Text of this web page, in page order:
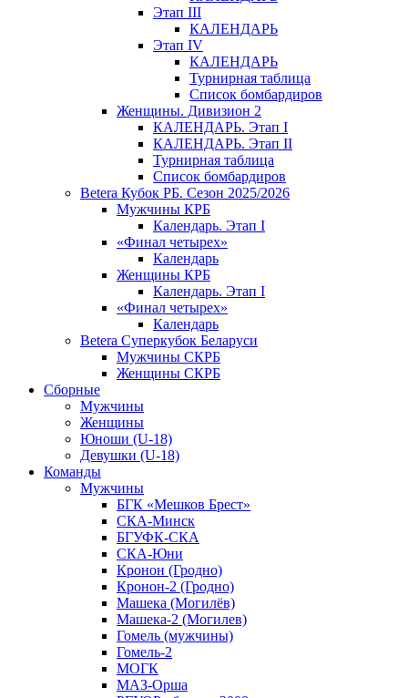
Этап III
КАЛЕНДАРЬ
Этап IV
КАЛЕНДАРЬ
Турнирная таблица
Список бомбардиров
Женщины. Дивизион 2
КАЛЕНДАРЬ. Этап I
КАЛЕНДАРЬ. Этап II
Турнирная таблица
Список бомбардиров
Betera Кубок РБ. Сезон 2025/2026
Мужчины КРБ
Календарь. Этап I
«Финал четырех»
Календарь
Женщины КРБ
Календарь. Этап I
«Финал четырех»
Календарь
Betera Суперкубок Беларуси
Мужчины СКРБ
Женщины СКРБ
Сборные
Мужчины
Женщины
Юноши (U-18)
Девушки (U-18)
Команды
Мужчины
БГК «Мешков Брест»
СКА-Минск
БГУФК-СКА
СКА-Юни
Кронон (Гродно)
Кронон-2 (Гродно)
Машека (Могилёв)
Машека-2 (Могилев)
Гомель (мужчины)
Гомель-2
МОГК
МАЗ-Орша